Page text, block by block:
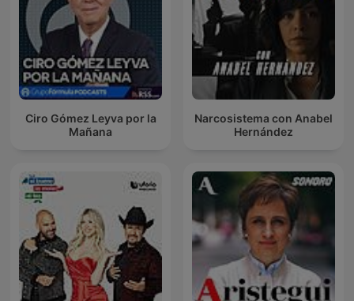
Ciro Gómez Leyva por la
Mañana
Narcosistema con Anabel
Hernández